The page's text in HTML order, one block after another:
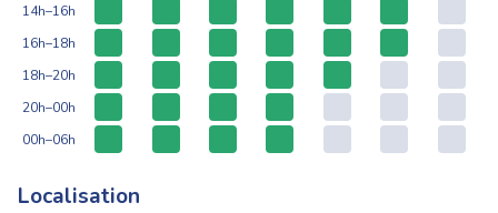
14h–16h
16h–18h
18h–20h
20h–00h
00h–06h
Localisation